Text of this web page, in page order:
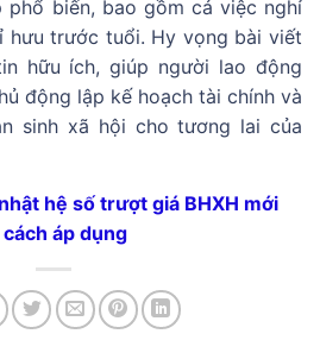
biến, bao gồm cả việc nghỉ
hưu trước tuổi. Hy vọng bài viết
hữu ích, giúp người lao động
động lập kế hoạch tài chính và
sinh xã hội cho tương lai của
hệ số trượt giá BHXH mới
áp dụng